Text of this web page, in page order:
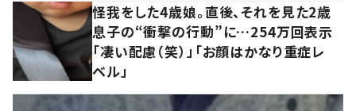
怪我をした4歳娘。直後、それを見た2歳
息子の“衝撃の行動”に…254万回表示
「凄い配慮（笑）」「お顔はかなり重症レ
ベル」